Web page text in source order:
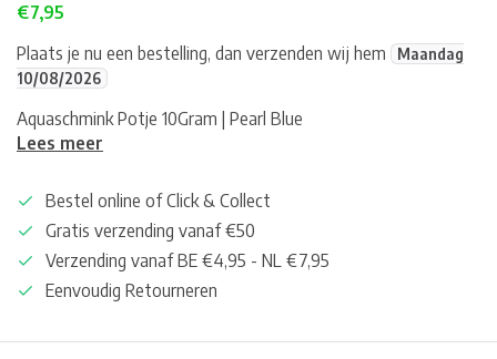
€7,95
Plaats je nu een bestelling, dan verzenden wij hem
Maandag
10/08/2026
Aquaschmink Potje 10Gram | Pearl Blue
Lees meer
Bestel online of Click & Collect
Gratis verzending vanaf €50
Verzending vanaf BE €4,95 - NL €7,95
Eenvoudig Retourneren